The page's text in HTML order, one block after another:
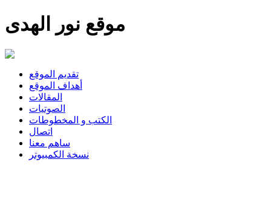
موقع نور الهدى
تقديم الموقع
أهداف الموقع
المقالات
الصوتيات
الكتب و المخطوطات
اتصال
ساهم معنا
نسخة الكمبيوتر